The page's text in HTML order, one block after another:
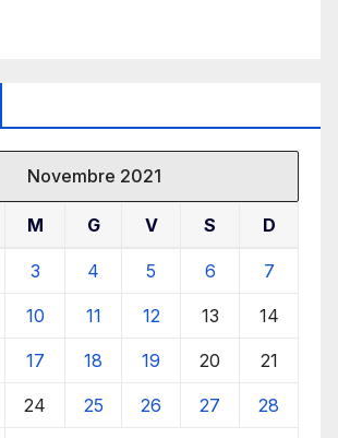
Novembre 2021
M G V S D
3 4 5 6 7
10 11 12 13 14
17 18 19 20 21
24 25 26 27 28